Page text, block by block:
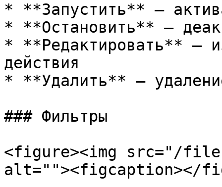
* **Запустить** —
* **Остановить** —
* **Редактировать** —
действия
* **Удалить** —
### Фильтры
<figure><img src="/
alt=""><figcaption></